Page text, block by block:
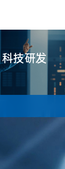
社会责任
科技研发